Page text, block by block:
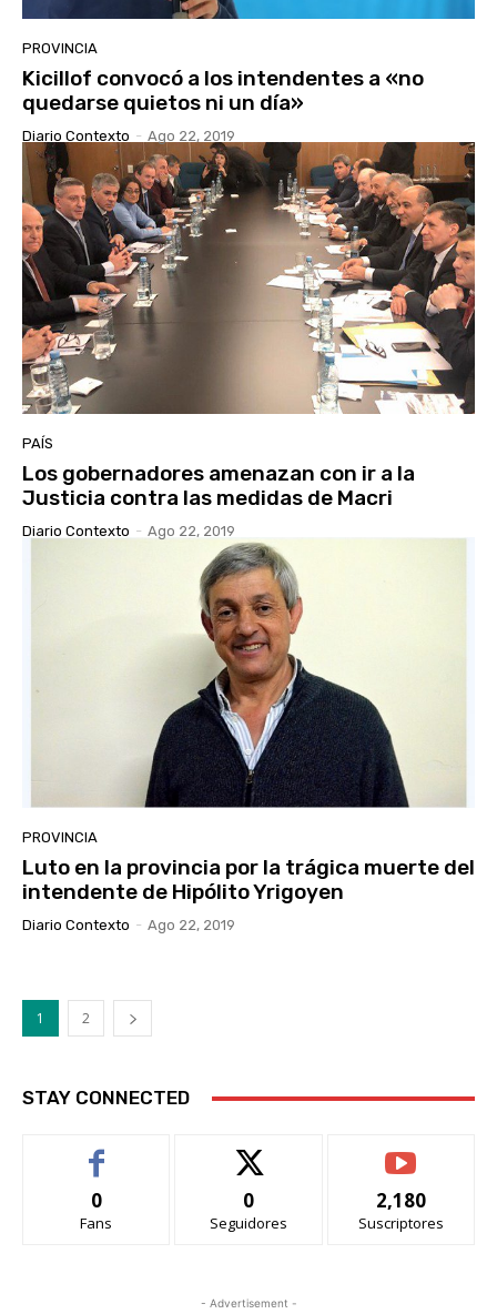
PROVINCIA
Kicillof convocó a los intendentes a «no
quedarse quietos ni un día»
Diario Contexto - Ago 22, 2019
PAÍS
Los gobernadores amenazan con ir a la
Justicia contra las medidas de Macri
Diario Contexto - Ago 22, 2019
PROVINCIA
Luto en la provincia por la trágica muerte del
intendente de Hipólito Yrigoyen
Diario Contexto - Ago 22, 2019
1 2
STAY CONNECTED
0
Fans
0
Seguidores
2,180
Suscriptores
- Advertisement -